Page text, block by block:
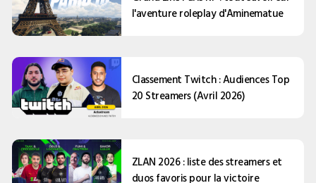
l'aventure roleplay d'Aminematue
Classement Twitch : Audiences Top
20 Streamers (Avril 2026)
ZLAN 2026 : liste des streamers et
duos favoris pour la victoire